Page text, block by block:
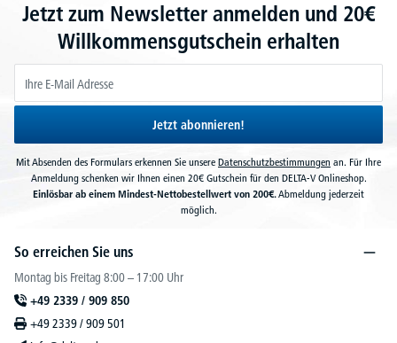
Jetzt zum Newsletter anmelden und 20€
Willkommensgutschein erhalten
Jetzt abonnieren!
Mit Absenden des Formulars erkennen Sie unsere Datenschutzbestimmungen an. Für Ihre
Anmeldung schenken wir Ihnen einen 20€ Gutschein für den DELTA-V Onlineshop.
Einlösbar ab einem Mindest-Nettobestellwert von 200€.Abmeldung jederzeit
möglich.
So erreichen Sie uns
Montag bis Freitag 8:00 – 17:00 Uhr
+49 2339 / 909 850
+49 2339 / 909 501